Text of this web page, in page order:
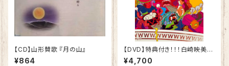
【CD】山形賛歌 『月の山』
¥864
【DVD】特典付き！！！白崎映美＆
東北6県ろ~るショー!! DVD
¥4,700